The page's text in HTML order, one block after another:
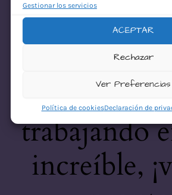
Gestionar los servicios
ACEPTAR
Rechazar
Ver Preferencias
Política de cookiesDeclaración de
¡Disculpa
desastre!
trabajando
increíble,